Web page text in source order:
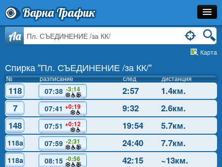
Варна Трафик
Спирка
Разписание
Как Да Стигна?
Инфо
Aa
Карта
Спирка "Пл. СЪЕДИНЕНИЕ /за КК/"
№ разписание след дистанция
118 07:38 -3:14 2:57
1.4км.
7
07:41 +0:19 9:32
2.6км.
148
07:51 +0:12 19:54 5.7км.
118a 07:59 -2:31 24:40 7.7км.
118a 08:15 -0:56 42:15
~13км.